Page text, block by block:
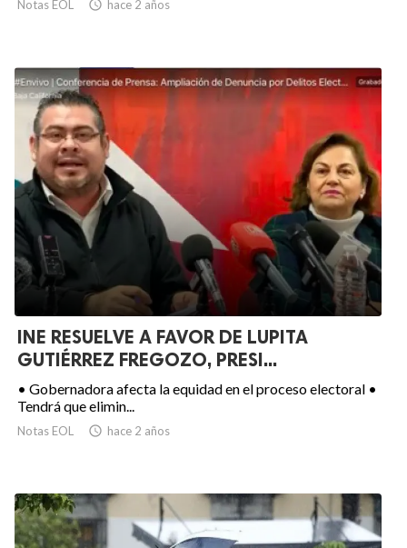
Notas EOL  hace 2 años
INE RESUELVE A FAVOR DE LUPITA
GUTIÉRREZ FREGOZO, PRESI...
• Gobernadora afecta la equidad en el proceso electoral •
Tendrá que elimin...
Notas EOL  hace 2 años